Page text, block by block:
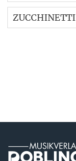
ZUCCHINETTI